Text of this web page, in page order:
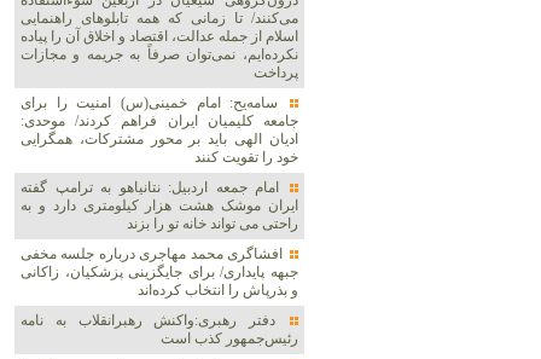
می‌کنند/ تا زمانی که همه تابلوهای راهنمایی
اسلام از جمله عدالت، اقتصاد و اخلاق آن را پیاده
نکرده‌ایم، نمی‌توان صرفاً به جریمه و مجازات
پرداخت
سامه‌یح: امام خمینی(س) امنیت را برای
جامعه کلیمیان ایران فراهم کردند/ موحدی:
ادیان الهی باید بر محور مشترکات، همگرایی
خود را تقویت کنند
امام جمعه اردبیل: نتانیاهو به ترامپ گفته
ایران موشک هشت هزار کیلومتری دارد و به
راحتی می تواند خانه تو را بزند
افشاگری محمد مهاجری درباره جلسه مخفی
جبهه پایداری/ برای جایگزینی پزشکیان، زاکانی
و بذرپاش را انتخاب کرده‌اند
دفتر رهبری:واکنش رهبرانقلاب به نامه
رئیس‌جمهور کذب است